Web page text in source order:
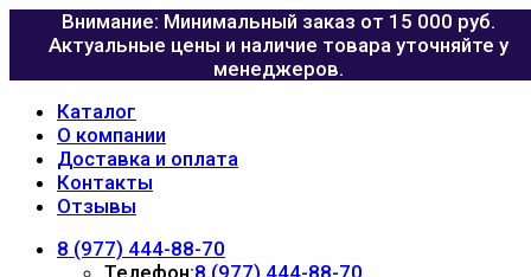
Внимание: Минимальный заказ от 15 000 руб.
Актуальные цены и наличие товара уточняйте у
менеджеров.
Каталог
О компании
Доставка и оплата
Контакты
Отзывы
8 (977) 444-88-70
Телефон:8 (977) 444-88-70